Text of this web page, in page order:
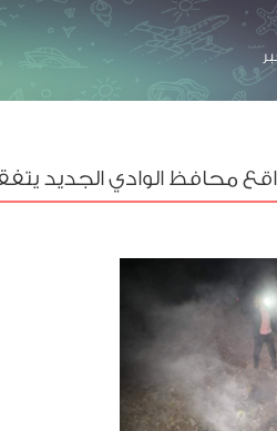
محافظ الوادي الجديد